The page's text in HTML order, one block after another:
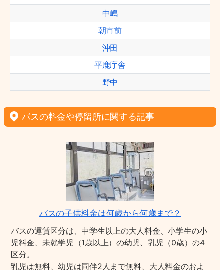
中嶋
朝市前
沖田
平鹿庁舎
野中
バスの料金や停留所に関する記事
バスの子供料金は何歳から何歳まで？
バスの運賃区分は、中学生以上の大人料金、小学生の小
児料金、未就学児（1歳以上）の幼児、乳児（0歳）の4
区分。
乳児は無料、幼児は同伴2人まで無料、大人料金のおよ